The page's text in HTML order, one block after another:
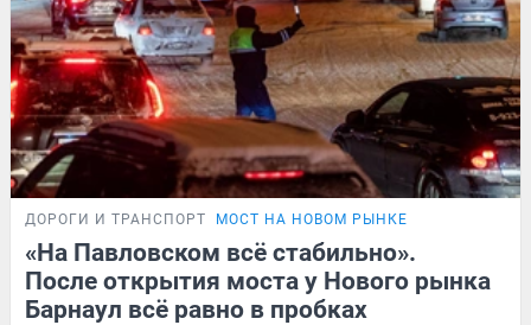
ДОРОГИ И ТРАНСПОРТ МОСТ НА НОВОМ РЫНКЕ
«На Павловском всё стабильно».
После открытия моста у Нового рынка
Барнаул всё равно в пробках